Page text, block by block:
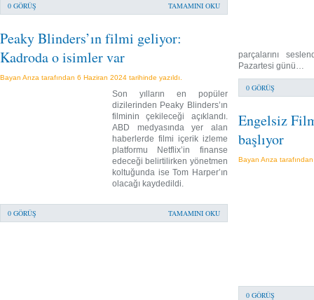
0 GÖRÜŞ TAMAMINI OKU
parçalarını
Pazartesi günü…
0 GÖRÜŞ
Peaky Blinders’ın filmi geliyor:
Kadroda o isimler var
Bayan Arıza tarafından 6 Haziran 2024 tarihinde yazıldı.
Son yılların en popüler
dizilerinden Peaky Blinders’ın
filminin çekileceği açıklandı.
ABD medyasında yer alan
haberlerde filmi içerik izleme
platformu Netflix’in finanse
edeceği belirtilirken yönetmen
koltuğunda ise Tom Harper’ın
olacağı kaydedildi.
0 GÖRÜŞ TAMAMINI OKU
Engelsiz
başlıyor
Bayan Arıza
0 GÖRÜŞ